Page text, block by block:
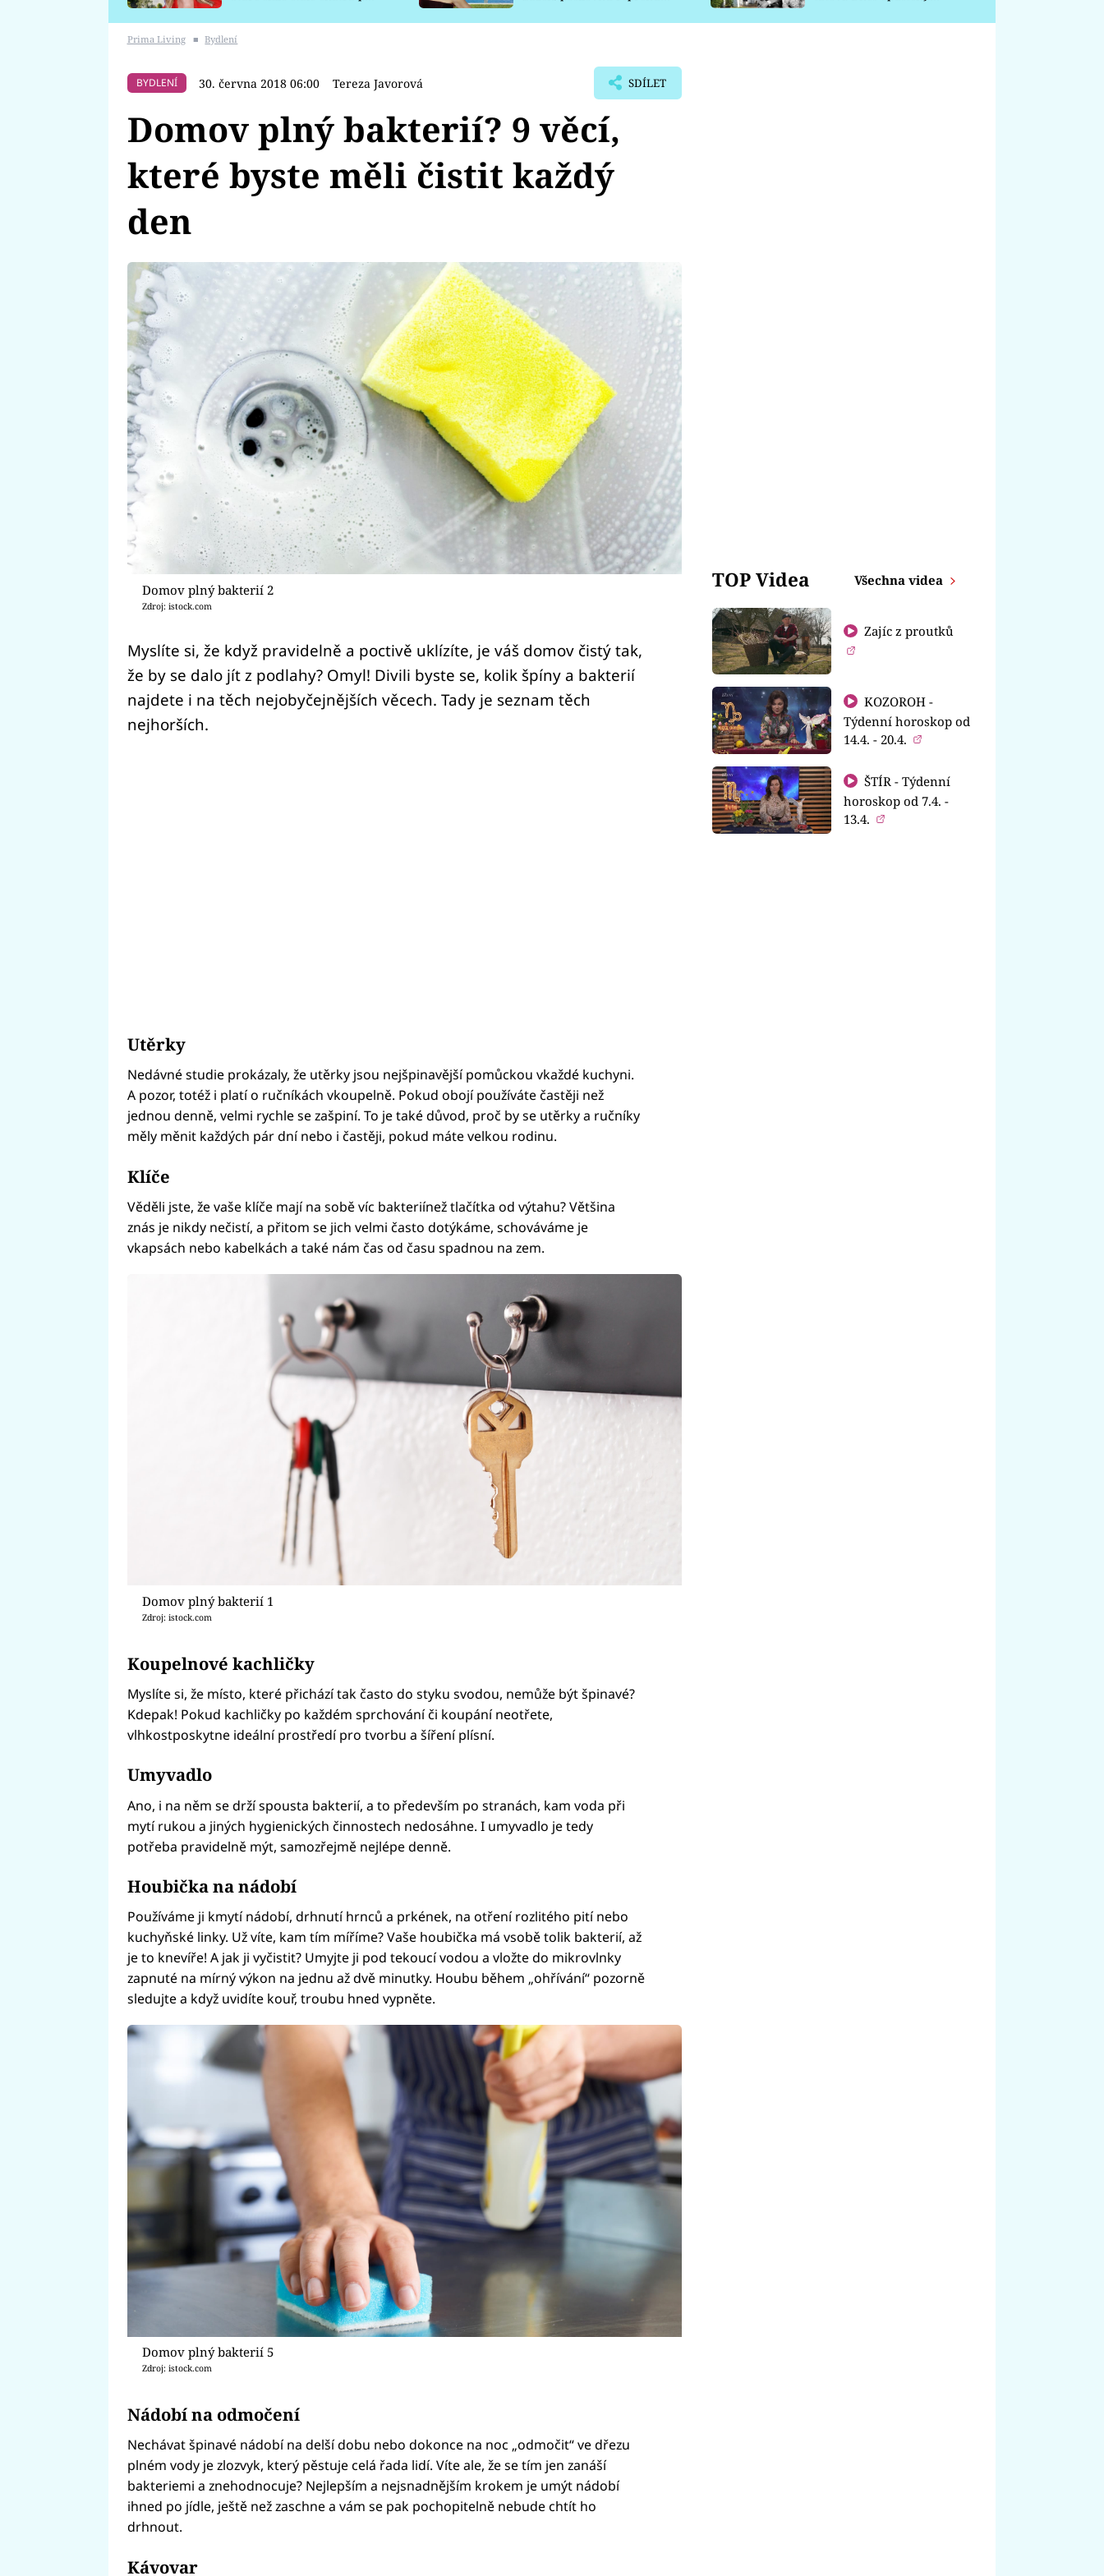
Prima Living ■ Bydlení
BYDLENÍ 30. června 2018 06:00 Tereza Javorová SDÍLET
Domov plný bakterií? 9 věcí,
které byste měli čistit každý
den
Domov plný bakterií 2
Zdroj: istock.com
Myslíte si, že když pravidelně a poctivě uklízíte, je váš domov čistý tak,
že by se dalo jít z podlahy? Omyl! Divili byste se, kolik špíny a bakterií
najdete i na těch nejobyčejnějších věcech. Tady je seznam těch
nejhorších.
Utěrky
Nedávné studie prokázaly, že utěrky jsou nejšpinavější pomůckou vkaždé kuchyni.
A pozor, totéž i platí o ručníkách vkoupelně. Pokud obojí používáte častěji než
jednou denně, velmi rychle se zašpiní. To je také důvod, proč by se utěrky a ručníky
měly měnit každých pár dní nebo i častěji, pokud máte velkou rodinu.
Klíče
Věděli jste, že vaše klíče mají na sobě víc bakteriínež tlačítka od výtahu? Většina
znás je nikdy nečistí, a přitom se jich velmi často dotýkáme, schováváme je
vkapsách nebo kabelkách a také nám čas od času spadnou na zem.
Domov plný bakterií 1
Zdroj: istock.com
Koupelnové kachličky
Myslíte si, že místo, které přichází tak často do styku svodou, nemůže být špinavé?
Kdepak! Pokud kachličky po každém sprchování či koupání neotřete,
vlhkostposkytne ideální prostředí pro tvorbu a šíření plísní.
Umyvadlo
Ano, i na něm se drží spousta bakterií, a to především po stranách, kam voda při
mytí rukou a jiných hygienických činnostech nedosáhne. I umyvadlo je tedy
potřeba pravidelně mýt, samozřejmě nejlépe denně.
Houbička na nádobí
Používáme ji kmytí nádobí, drhnutí hrnců a prkének, na otření rozlitého pití nebo
kuchyňské linky. Už víte, kam tím míříme? Vaše houbička má vsobě tolik bakterií, až
je to knevíře! A jak ji vyčistit? Umyjte ji pod tekoucí vodou a vložte do mikrovlnky
zapnuté na mírný výkon na jednu až dvě minutky. Houbu během „ohřívání“ pozorně
sledujte a když uvidíte kouř, troubu hned vypněte.
Domov plný bakterií 5
Zdroj: istock.com
Nádobí na odmočení
Nechávat špinavé nádobí na delší dobu nebo dokonce na noc „odmočit“ ve dřezu
plném vody je zlozvyk, který pěstuje celá řada lidí. Víte ale, že se tím jen zanáší
bakteriemi a znehodnocuje? Nejlepším a nejsnadnějším krokem je umýt nádobí
ihned po jídle, ještě než zaschne a vám se pak pochopitelně nebude chtít ho
drhnout.
Kávovar
TOP Videa Všechna videa
Zajíc z proutků
KOZOROH -
Týdenní horoskop od
14.4. - 20.4.
ŠTÍR - Týdenní
horoskop od 7.4. -
13.4.